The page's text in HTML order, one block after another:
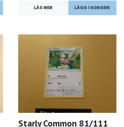
LÄS MER
Starly Common 81/111